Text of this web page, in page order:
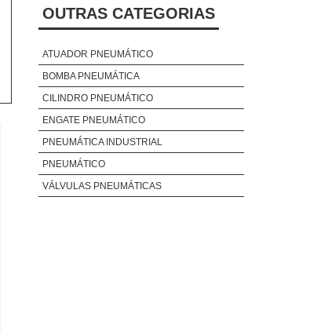
OUTRAS CATEGORIAS
ATUADOR PNEUMÁTICO
BOMBA PNEUMÁTICA
CILINDRO PNEUMÁTICO
ENGATE PNEUMÁTICO
PNEUMÁTICA INDUSTRIAL
PNEUMÁTICO
VÁLVULAS PNEUMÁTICAS